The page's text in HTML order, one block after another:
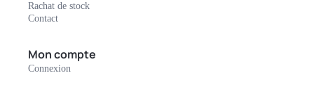
Rachat de stock
Contact
Mon compte
Connexion